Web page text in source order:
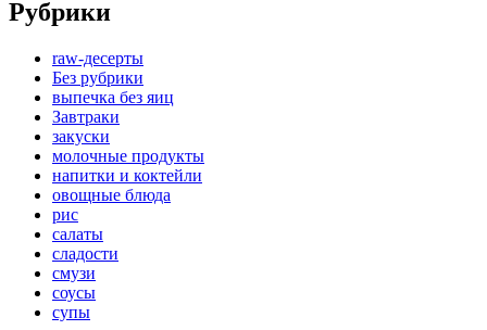
Рубрики
raw-десерты
Без рубрики
выпечка без яиц
Завтраки
закуски
молочные продукты
напитки и коктейли
овощные блюда
рис
салаты
сладости
смузи
соусы
супы